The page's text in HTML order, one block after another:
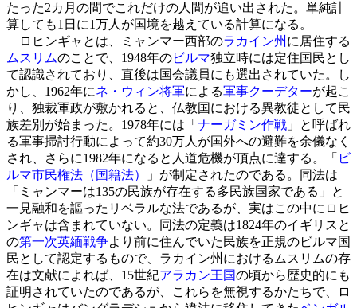
たった2カ月の間でこれだけの人間が追い出された。単純計
算しても1日に1万人が国境を越えている計算になる。
ロヒンギャとは、ミャンマー西部のラカイン州 に居住する
ムスリムのことで、1948年のビルマ独立時には定住国民とし
て認識されており、直後は国会議員にも選出されていた。し
かし、1962年にネ・ウィン将軍による軍事クーデターが起こ
り、独裁軍政が敷かれると、仏教国における異教徒として民
族差別が始まった。1978年には「 ナーガミン作戦 」と呼ばれ
る軍事掃討行動によって約30万人が国外への避難を余儀なく
され、さらに1982年になると人道危機が頂点に達する。「 ビ
ルマ市民権法（国籍法）
」が制定されたのである。同法は
「ミャンマーは135の民族が存在する多民族国家である」と
一見融和を謳ったリベラルな法であるが、実はこの中にロヒ
ンギャは含まれていない。同法の定義は1824年のイギリスと
の第一次英緬戦争より前に住んでいた民族を正規のビルマ国
民として認定するもので、ラカイン州におけるムスリムの存
在は文献によれば、15世紀アラカン王国の頃から歴史的にも
証明されていたのであるが、これらを無視するかたちで、ロ